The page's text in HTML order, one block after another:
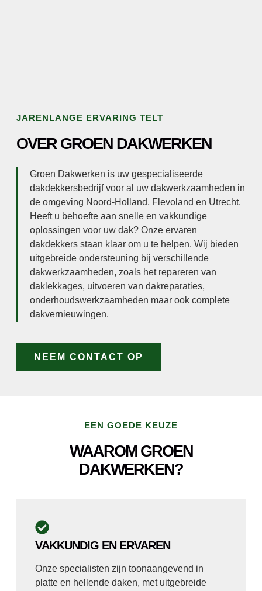
JARENLANGE ERVARING TELT
OVER GROEN DAKWERKEN
Groen Dakwerken is uw gespecialiseerde
dakdekkersbedrijf voor al uw dakwerkzaamheden in
de omgeving Noord-Holland, Flevoland en Utrecht.
Heeft u behoefte aan snelle en vakkundige
oplossingen voor uw dak? Onze ervaren
dakdekkers staan klaar om u te helpen. Wij bieden
uitgebreide ondersteuning bij verschillende
dakwerkzaamheden, zoals het repareren van
daklekkages, uitvoeren van dakreparaties,
onderhoudswerkzaamheden maar ook complete
dakvernieuwingen.
NEEM CONTACT OP
EEN GOEDE KEUZE
WAAROM GROEN
DAKWERKEN?
VAKKUNDIG EN ERVAREN
Onze specialisten zijn toonaangevend in
platte en hellende daken, met uitgebreide